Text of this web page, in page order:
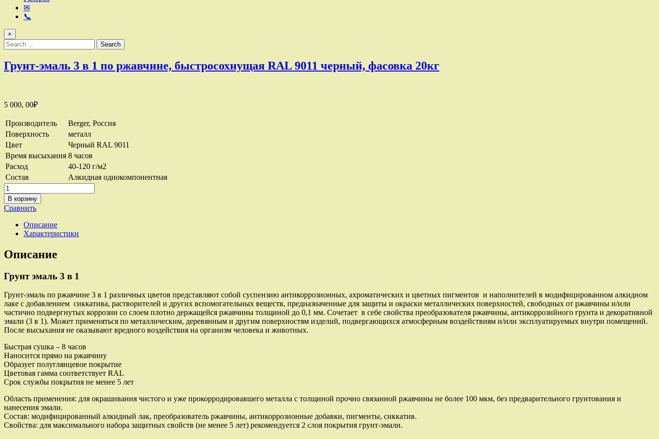
✉
📞
×
Search
for:
Грунт-эмаль 3 в 1 по ржавчине, быстросохнущая RAL 9011 черный, фасовка 20кг
5 000, 00₽
Производитель
Berger, Россия
Поверхность
металл
Цвет
Черный RAL 9011
Время высыхания 8 часов
Расход
40-120 г/м2
Состав
Алкидная однокомпонентная
Количество
товара
Грунт-
эмаль
по
ржавчине,
RAL
9011
черный,
фасовка
20кг
В корзину
Сравнить
Описание
Характеристики
Описание
Грунт эмаль 3 в 1
Грунт-эмаль по ржавчине 3 в 1 различных цветов представляют собой суспензию антикоррозионных, ахроматических и цветных пигментов и наполнителей в модифицированном алкидном
лаке с добавлением сиккатива, растворителей и других вспомогательных веществ, предназначенные для защиты и окраски металлических поверхностей, свободных от ржавчины и/или
частич­но подвергнутых коррозии со слоем плотно держащейся ржавчины толщиной до 0,1 мм. Сочетает в себе свойства преобразователя ржавчины, антикоррозийного грунта и декоративной
эмали (3 в 1). Может применяться по металлическим, деревянным и другим поверхностям изделий, подвергающихся атмосферным воздействиям и/или эксплуатируемых внутри помещений.
После высыхания не оказывают вредного воздействия на организм человека и животных.
Быстрая сушка – 8 часов
Наносится прямо на ржавчину
Образует полуглянцевое покрытие
Цветовая гамма соответствует RAL
Срок службы покрытия не менее 5 лет
Область применения: для окрашивания чистого и уже прокорродировавшего металла с толщиной прочно связанной ржавчины не более 100 мкм, без предварительного грунтования и
нанесения эмали.
Состав: модифицированный алкидный лак, преобразователь ржавчины, антикоррозионные добавки, пигменты, сиккатив.
Свойства: для максимального набора защитных свойств (не менее 5 лет) рекомендуется 2 слоя покрытия грунт-эмали.